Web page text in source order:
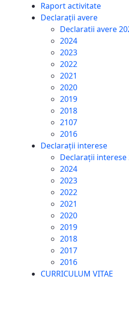
Raport activitate
Declarații avere
Declaratii avere
2024
2023
2022
2021
2020
2019
2018
2107
2016
Declarații interese
Declarații interese
2024
2023
2022
2021
2020
2019
2018
2017
2016
CURRICULUM VITAE